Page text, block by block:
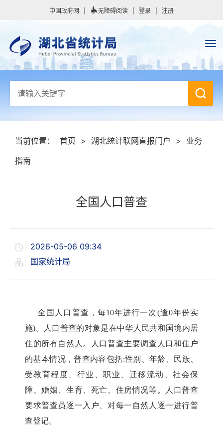
中国政府网 无障碍阅读 登录 注册
当前位置： 首页 > 湖北统计联网直报门户 >
业务
指南
全国人口普查
2026-05-06 09:34
国家统计局
全国人口普查，每10年进行一次(逢0年份实
施)。人口普查的对象是在中华人民共和国境内居
住的所有自然人。人口普查主要调查人口和住户
的基本情况，普查内容包括:性别、年龄、民族、
受教育程度、行业、职业、迁移流动、社会保
障、婚姻、生育、死亡、住房情况等。人口普查
要求普查员逐一入户、对每一自然人逐一进行普
查登记。